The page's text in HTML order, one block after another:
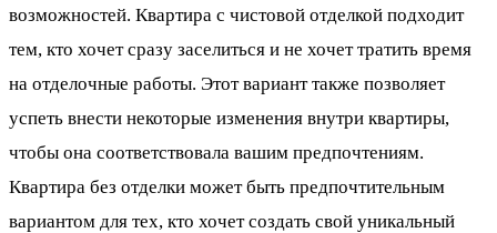
возможностей. Квартира с чистовой отделкой подходит
тем, кто хочет сразу заселиться и не хочет тратить время
на отделочные работы. Этот вариант также позволяет
успеть внести некоторые изменения внутри квартиры,
чтобы она соответствовала вашим предпочтениям.
Квартира без отделки может быть предпочтительным
вариантом для тех, кто хочет создать свой уникальный